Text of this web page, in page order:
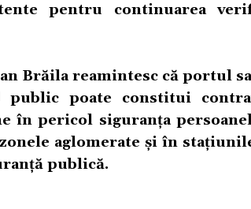
pentru continuarea
Brăila reamintesc că portul
poate constitui
în pericol siguranța
aglomerate și în
publică.